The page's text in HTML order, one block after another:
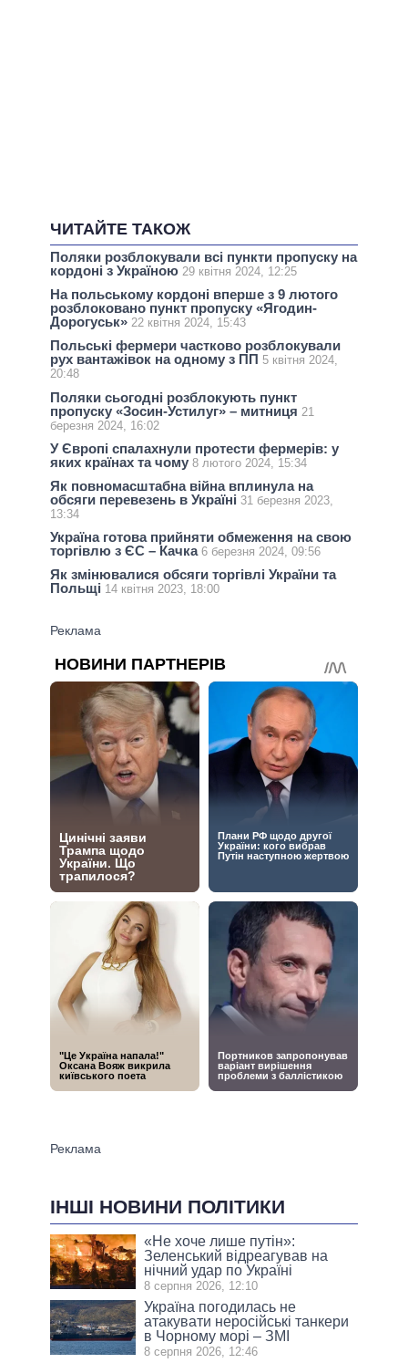
ЧИТАЙТЕ ТАКОЖ
Поляки розблокували всі пункти пропуску на
кордоні з Україною 29 квітня 2024, 12:25
На польському кордоні вперше з 9 лютого
розблоковано пункт пропуску «Ягодин-
Дорогуськ» 22 квітня 2024, 15:43
Польські фермери частково розблокували
рух вантажівок на одному з ПП 5 квітня 2024,
20:48
Поляки сьогодні розблокують пункт
пропуску «Зосин-Устилуг» – митниця 21
березня 2024, 16:02
У Європі спалахнули протести фермерів: у
яких країнах та чому 8 лютого 2024, 15:34
Як повномасштабна війна вплинула на
обсяги перевезень в Україні 31 березня 2023,
13:34
Україна готова прийняти обмеження на свою
торгівлю з ЄС – Качка 6 березня 2024, 09:56
Як змінювалися обсяги торгівлі України та
Польщі 14 квітня 2023, 18:00
ІНШІ НОВИНИ ПОЛІТИКИ
«Не хоче лише путін»:
Зеленський відреагував на
нічний удар по Україні
8 серпня 2026, 12:10
Україна погодилась не
атакувати неросійські танкери
в Чорному морі – ЗМІ
8 серпня 2026, 12:46